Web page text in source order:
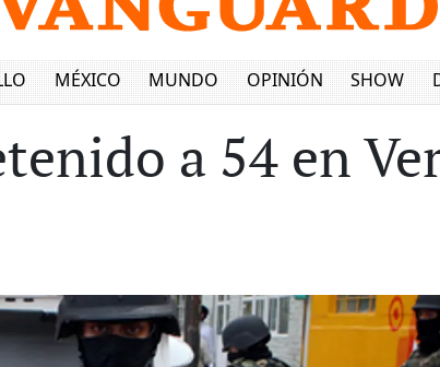
MÉXICO MUNDO OPINIÓN SHOW
a 54 en